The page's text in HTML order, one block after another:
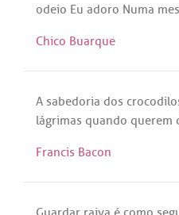
odeio Eu adoro Numa
Chico Buarque
A sabedoria dos
lágrimas quando querem
Francis Bacon